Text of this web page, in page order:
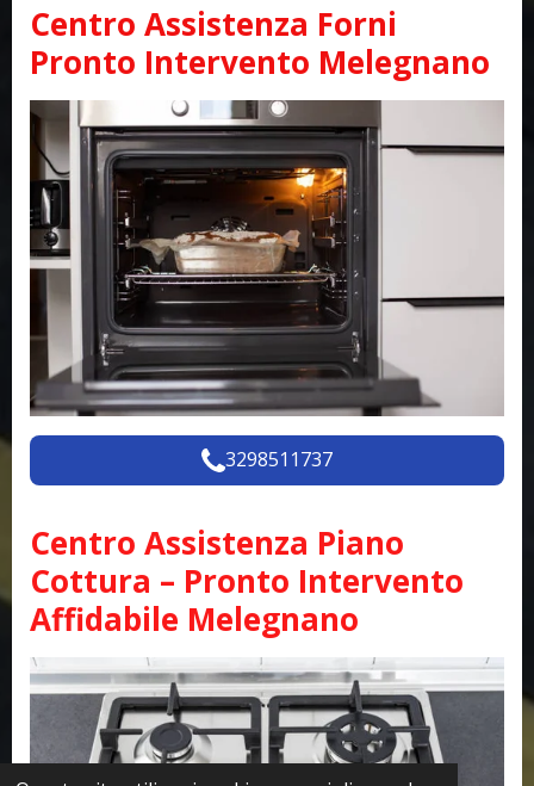
Centro Assistenza Forni
Pronto Intervento Melegnano
3298511737
Centro Assistenza Piano
Cottura – Pronto Intervento
Affidabile Melegnano